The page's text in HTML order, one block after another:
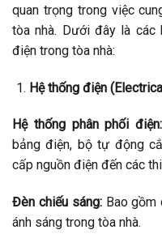
quan trọng trong việc
tòa nhà. Dưới đây là các
điện trong tòa nhà:
Hệ thống điện
Hệ thống phân phối điện:
bảng điện, bộ tự động
cấp nguồn điện đến các
Đèn chiếu sáng:Bao gồm
ánh sáng trong tòa nhà.